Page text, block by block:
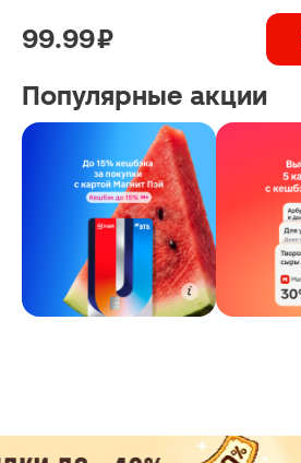
99.99 ₽
Популярные акции